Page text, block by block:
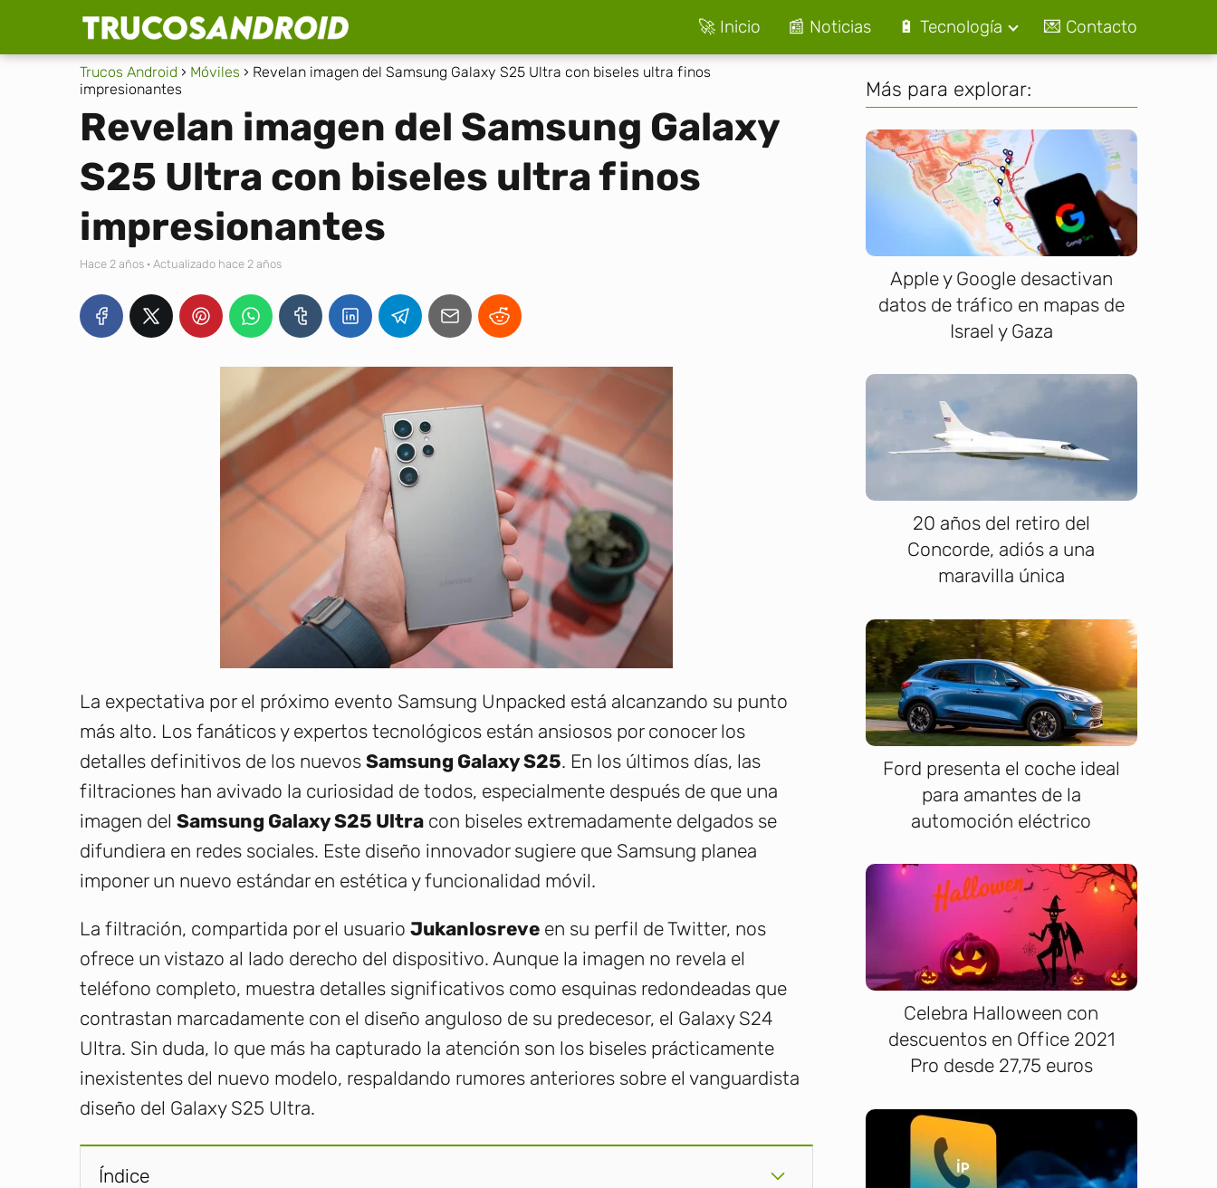
🚀 Inicio 📰 Noticias 🔋 Tecnología 💌 Contacto
Trucos Android Móviles
Revelan imagen del Samsung Galaxy S25 Ultra con biseles ultra finos
impresionantes
Revelan imagen del Samsung Galaxy
S25 Ultra con biseles ultra finos
impresionantes
hace 2 años · Actualizado hace 2 años
La expectativa por el próximo evento Samsung Unpacked está alcanzando su punto
más alto. Los fanáticos y expertos tecnológicos están ansiosos por conocer los
detalles definitivos de los nuevos Samsung Galaxy S25. En los últimos días, las
filtraciones han avivado la curiosidad de todos, especialmente después de que una
imagen del Samsung Galaxy S25 Ultra con biseles extremadamente delgados se
difundiera en redes sociales. Este diseño innovador sugiere que Samsung planea
imponer un nuevo estándar en estética y funcionalidad móvil.
La filtración, compartida por el usuario Jukanlosreve en su perfil de Twitter, nos
ofrece un vistazo al lado derecho del dispositivo. Aunque la imagen no revela el
teléfono completo, muestra detalles significativos como esquinas redondeadas que
contrastan marcadamente con el diseño anguloso de su predecesor, el Galaxy S24
Ultra. Sin duda, lo que más ha capturado la atención son los biseles prácticamente
inexistentes del nuevo modelo, respaldando rumores anteriores sobre el vanguardista
diseño del Galaxy S25 Ultra.
Índice
Más para explorar:
Apple y Google desactivan
datos de tráfico en mapas de
Israel y Gaza
20 años del retiro del
Concorde, adiós a una
maravilla única
Ford presenta el coche ideal
para amantes de la
automoción eléctrico
Celebra Halloween con
descuentos en Office 2021
Pro desde 27,75 euros